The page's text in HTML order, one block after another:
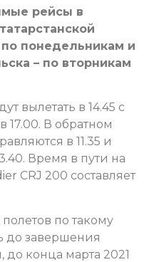
рейсы в
понедельникам и
– по вторникам
вылетать в 14.45 с
17.00. В обратном
в 11.35 и
Время в пути на
CRJ 200 составляет
по такому
до завершения
конца марта 2021